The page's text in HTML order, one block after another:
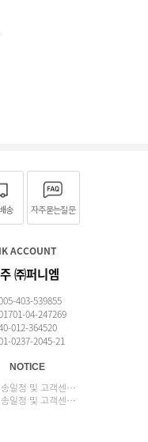
송 자주묻는질문
ACCOUNT
㈜퍼니엠
403-539855
04-247269
012-364520
0237-2045-21
NOTICE
8월 배송일정 및 고객센터 업무 안내
7월 배송일정 및 고객센터 업무 안내